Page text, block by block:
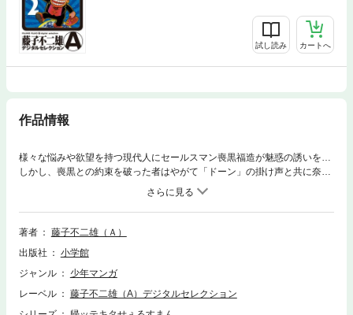
試し読み カートへ
作品情報
様々な悩みや欲望を持つ現代人にセールスマン喪黒福造が魅惑の誘いを…
しかし、喪黒との約束を破った者はやがて「ドーン」の掛け声と共に奈落
の底へ。一話完結のオムニバス形式で描くブラックユーモアの最高傑作。
著者
藤子不二雄（Ａ）
出版社
小学館
ジャンル
少年マンガ
レーベル
藤子不二雄（A）デジタルセレクション